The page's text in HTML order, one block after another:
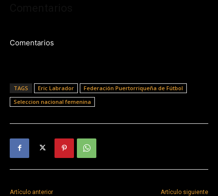
Comentarios
TAGS Eric Labrador
Federación Puertorriqueña de Fútbol
Seleccion nacional femenina
Artículo anterior Artículo siguiente